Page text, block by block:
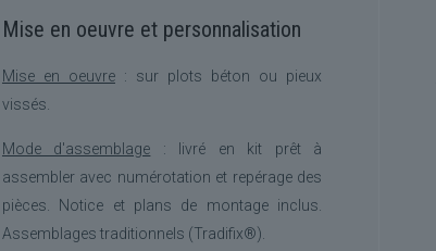
Mise en oeuvre et personnalisation
Mise en oeuvre: sur plots béton ou pieux
vissés.
Mode d'assemblage : livré en kit prêt à
assembler avec numérotation et repérage des
pièces. Notice et plans de montage inclus.
Assemblages traditionnels (Tradifix®).